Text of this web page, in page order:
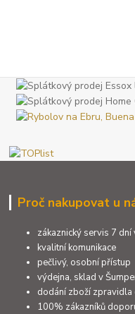
Proč nakupovat u
zákaznický servis 7 dní
kvalitní komunikace
pečlivý, osobní přístup
výdejna, sklad v
dodání zboží zpravidla
100% zákazníků